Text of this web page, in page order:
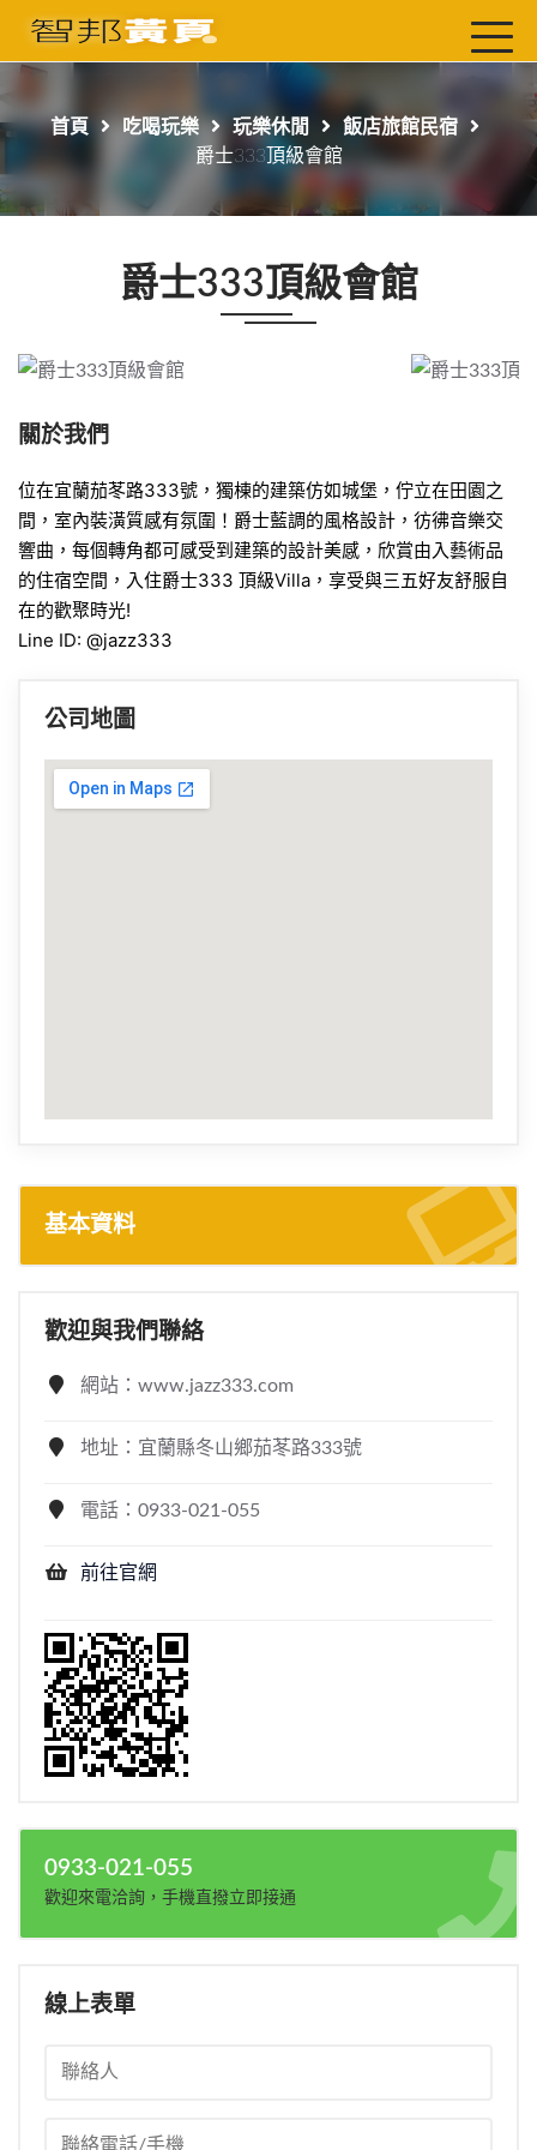
首頁
工商服務
首頁 吃喝玩樂 玩樂休閒
飯店旅館民宿
爵士333頂級會館
爵士333頂級會館
關於我們
位在宜蘭茄苳路333號，獨棟的建築仿如城堡，佇立在田園之
間，室內裝潢質感有氛圍！爵士藍調的風格設計，彷彿音樂交
響曲，每個轉角都可感受到建築的設計美感，欣賞由入藝術品
的住宿空間，入住爵士333 頂級Villa，享受與三五好友舒服自
在的歡聚時光!
Line ID: @jazz333
公司地圖
基本資料
歡迎與我們聯絡
網站：www.jazz333.com
地址：宜蘭縣冬山鄉茄苳路333號
電話：0933-021-055
前往官網
0933-021-055
歡迎來電洽詢，手機直撥立即接通
線上表單